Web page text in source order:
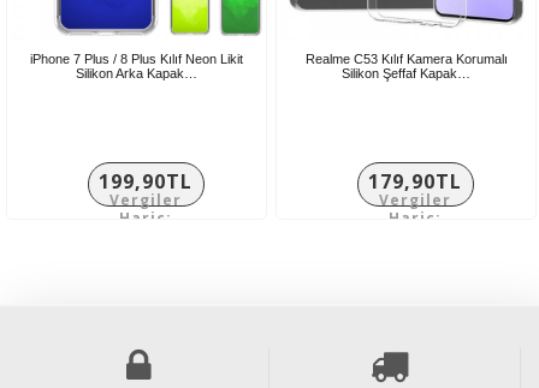
iPhone 7 Plus / 8 Plus Kılıf Neon Likit
Silikon Arka Kapak…
199,90TL
Vergiler
Hariç:
Realme C53 Kılıf Kamera Korumalı
Silikon Şeffaf Kapak…
179,90TL
Vergiler
Hariç: